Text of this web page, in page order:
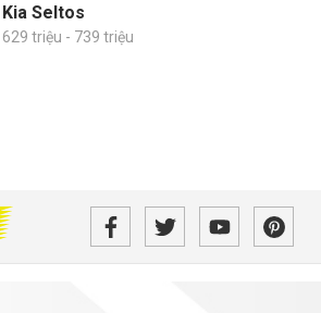
Kia Seltos
629 triệu - 739 triệu